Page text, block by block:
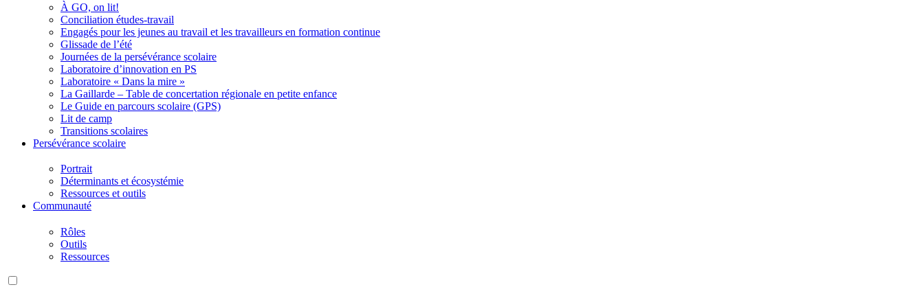
À GO, on lit!
Conciliation études-travail
Engagés pour les jeunes au travail et les travailleurs en formation continue
Glissade de l’été
Journées de la persévérance scolaire
Laboratoire d’innovation en PS
Laboratoire « Dans la mire »
La Gaillarde – Table de concertation régionale en petite enfance
Le Guide en parcours scolaire (GPS)
Lit de camp
Transitions scolaires
Persévérance scolaire
Portrait
Déterminants et écosystémie
Ressources et outils
Communauté
Rôles
Outils
Ressources